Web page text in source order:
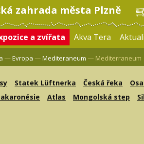
zahrada města Plzně
a zvířata Akva Tera
—Evropa —Mediteraneum — Mediterraneum
Statek Lüftnerka Česká řeka
Atlas Mongolská step